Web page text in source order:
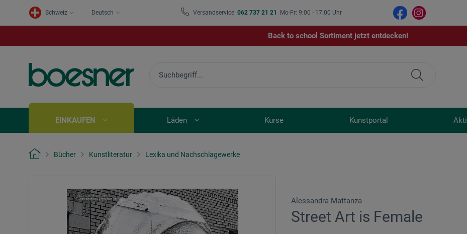
Schweiz Deutsch Versandservice 062 737 21 21 Mo-Fr: 9:00 - 17:00 Uhr
Back to school Sortiment jetzt entdecken!
EINKAUFEN Läden Kurse Kunstportal
Bücher Kunstliteratur Lexika und Nachschlagewerke
Alessandra Mattanza
Street Art is Female